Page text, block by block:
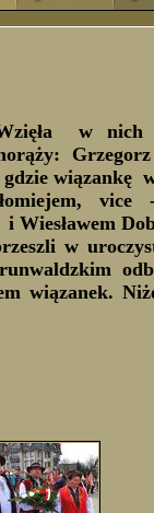
w
Grzegorz
wiązankę
vice -
Wiesławem
w
wiązanek.